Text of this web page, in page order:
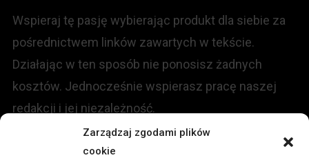
Zarządzaj zgodami plików
cookie
Wspieraj tę pasję wybierając produkt dla siebie za
pośrednictwem linków zawartych w tekście.
Działając w ten sposób nie ponosisz żadnych
kosztów. Jednocześnie wspierasz pracę naszej
redakcji i jej niezależność.